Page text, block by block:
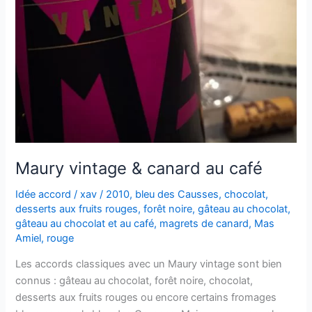
Maury vintage & canard au café
Idée accord /xav / 2010, bleu des Causses,chocolat,
desserts aux fruits rouges,forêt noire,gâteau au chocolat,
gâteau au chocolat et au café, magrets de canard, Mas
Amiel, rouge
Les accords classiques avec un Maury vintage sont bien
connus : gâteau au chocolat, forêt noire, chocolat,
desserts aux fruits rouges ou encore certains fromages